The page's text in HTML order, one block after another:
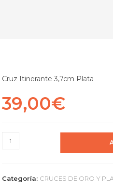
Cruz Itinerante 3,7cm Plata
39,00€
Categoría: CRUCES DE ORO Y